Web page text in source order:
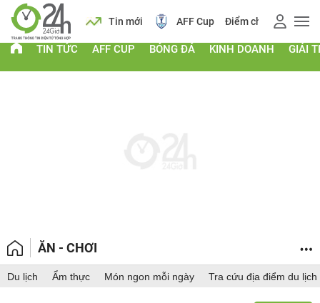
Lịch Tin mới AFF Cup Điểm chuẩn 2026
TIN TỨC AFF CUP BÓNG ĐÁ KINH DOANH GIẢI
ĂN - CHƠI
Du lịch Ẩm thực Món ngon mỗi ngày Tra cứu địa điểm du lịch